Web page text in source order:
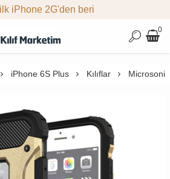
iPhone 2G'den beri
0
iPhone 6S Plus Kılıflar